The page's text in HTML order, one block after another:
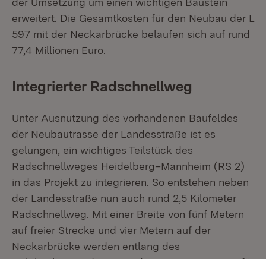
erweitert. Die Gesamtkosten für den Neubau der L
597 mit der Neckarbrücke belaufen sich auf rund
77,4 Millionen Euro.
Integrierter Radschnellweg
Unter Ausnutzung des vorhandenen Baufeldes
der Neubautrasse der Landesstraße ist es
gelungen, ein wichtiges Teilstück des
Radschnellweges Heidelberg–Mannheim (RS 2)
in das Projekt zu integrieren. So entstehen neben
der Landesstraße nun auch rund 2,5 Kilometer
Radschnellweg. Mit einer Breite von fünf Metern
auf freier Strecke und vier Metern auf der
Neckarbrücke werden entlang des